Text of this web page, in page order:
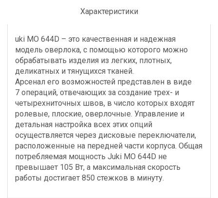
Характеристики
uki MO 644D – это качественная и надежная
модель оверлока, с помощью которого можно
обрабатывать изделия из легких, плотных,
деликатных и тянущихся тканей.
Арсенал его возможностей представлен в виде
7 операций, отвечающих за создание трех- и
четырехниточных швов, в число которых входят
ролевые, плоские, оверлочные. Управление и
детальная настройка всех этих опций
осуществляется через дисковые переключатели,
расположенные на передней части корпуса. Общая
потребляемая мощность Juki MO 644D не
превышает 105 Вт, а максимальная скорость
работы достигает 850 стежков в минуту.